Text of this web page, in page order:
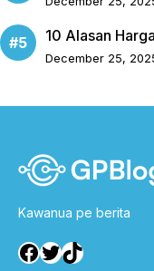
10 Alasan
December 25,
Kawanua pe berita
Facebook
Twitter
TikTok